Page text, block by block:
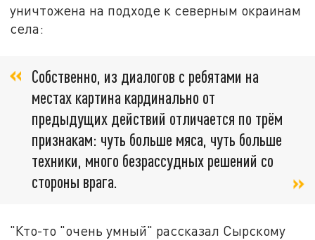
уничтожена на подходе к северным окраинам
села:
Собственно, из диалогов с ребятами на
местах картина кардинально от
предыдущих действий отличается по трём
признакам: чуть больше мяса, чуть больше
техники, много безрассудных решений со
стороны врага.
"Кто-то "очень умный" рассказал Сырскому